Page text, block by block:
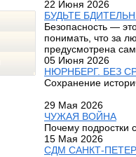
22 Июня 2026
БУДЬТЕ
Безопасность —
понимать, что за
предусмотрена
05 Июня 2026
НЮРНБЕРГ. БЕЗ
Сохранение
29 Мая 2026
ЧУЖАЯ ВОЙНА
Почему подростки
15 Мая 2026
СДМ САНКТ-